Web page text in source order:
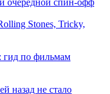
Stones, Tricky,
гид по фильмам
назад не стало